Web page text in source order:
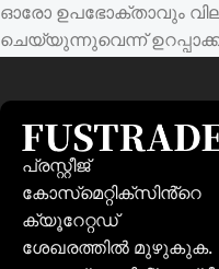
ഓരോ ഉപഭോക്താവും
ചെയ്യുന്നുവെന്ന്
പ്രസ്റ്റീജ്
കോസ്‌മെറ്റിക്‌സിൻ്റെ
ക്യൂറേറ്റഡ്
ശേഖരത്തിൽ മുഴുകുക.